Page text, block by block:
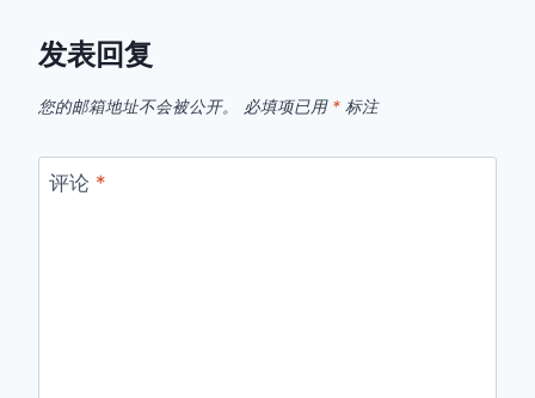
发表回复
您的邮箱地址不会被公开。 必填项已用 * 标注
评论 *